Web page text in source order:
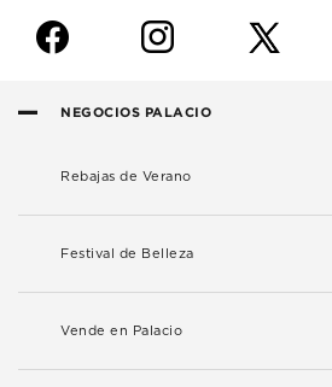
f i
NEGOCIOS PALACIO
Rebajas de Verano
Festival de Belleza
Vende en Palacio